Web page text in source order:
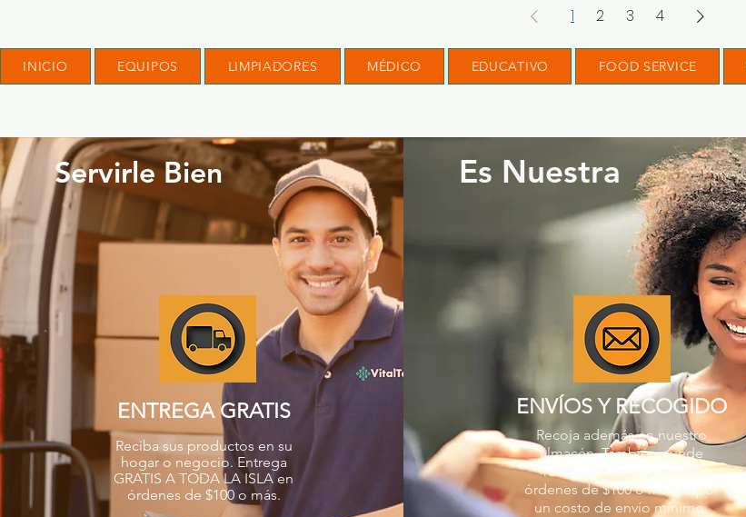
1 2 3 4
INICIO EQUIPOS LIMPIADORES MÉDICO EDUCATIVO FOOD SERVICE
Servirle Bien
ENTREGA GRATIS
Reciba sus productos en su
hogar o negocio. Entrega
GRATIS A TODA LA ISLA en
órdenes de $100 o más.
Es Nuestra
ENVÍOS Y RECOGIDO
Recoja además en nuestro
almacén. También puede
recibir sus productos en
órdenes de $100 o menos por
un costo de envío mínimo.